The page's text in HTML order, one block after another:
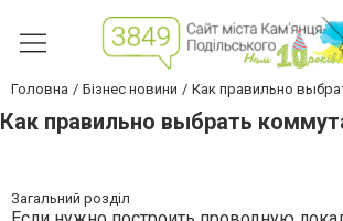
Головна Бізнес новини Как правильно
Как правильно выбрать
Загальний розділ